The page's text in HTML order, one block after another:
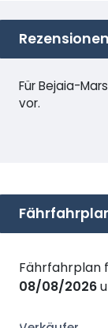
Für Bejaia-
vor.
Fährfahrplan
08/08/2026